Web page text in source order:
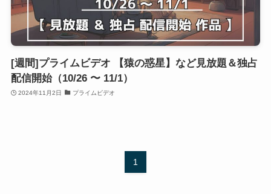
[週間]プライムビデオ 【猿の惑星】など見放題＆独占
配信開始（10/26 〜 11/1）
2024年11月2日 プライムビデオ
1